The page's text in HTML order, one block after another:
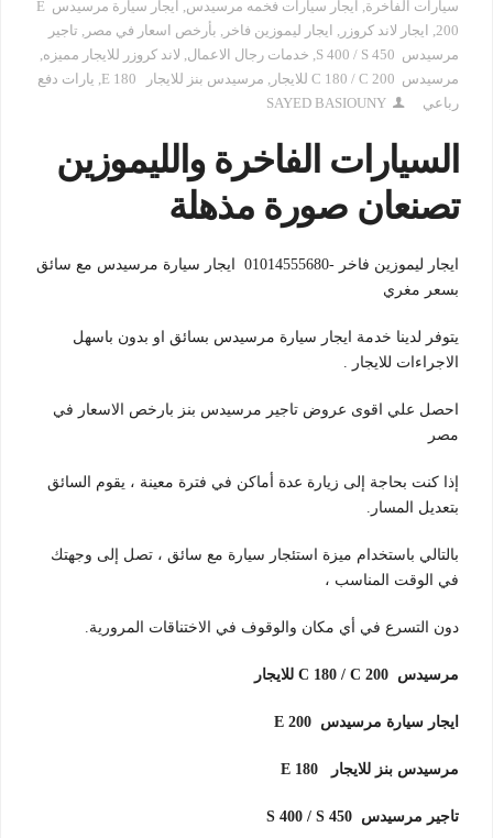
سيارات الفاخرة, ايجار سيارات فخمه مرسيدس,
ايجار سيارة مرسيدس E
200
, ايجار لاند كروزر , ايجار ليموزين فاخر , بأرخص اسعار في مصر , تاجير
مرسيدس S 400 / S 450
, خدمات رجال الاعمال, لاند كروزر للايجار مميزه,
مرسيدس C 180 / C 200 للايجار
, مرسيدس بنز للايجار E 180 , يارات دفع
رباعي
SAYED BASIOUNY
السيارات الفاخرة والليموزين
تصنعان صورة مذهلة
ايجار ليموزين فاخر -01014555680 ايجار سيارة مرسيدس مع سائق
بسعر مغري
يتوفر لدينا خدمة ايجار سيارة مرسيدس بسائق او بدون باسهل
الاجراءات للايجار .
احصل علي اقوى عروض تاجير مرسيدس بنز بارخص الاسعار في
مصر
إذا كنت بحاجة إلى زيارة عدة أماكن في فترة معينة ، يقوم السائق
بتعديل المسار.
بالتالي باستخدام ميزة استئجار سيارة مع سائق ، تصل إلى وجهتك
في الوقت المناسب ،
دون التسرع في أي مكان والوقوف في الاختناقات المرورية.
مرسيدس C 180 / C 200 للايجار
ايجار سيارة مرسيدس E 200
مرسيدس بنز للايجار E 180
تاجير مرسيدس S 400 / S 450